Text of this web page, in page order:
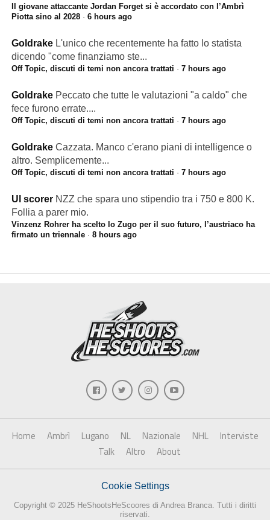
Il giovane attaccante Jordan Forget si è accordato con l’Ambrì
Piotta sino al 2028· 6 hours ago
Goldrake L'unico che recentemente ha fatto lo statista
dicendo "come finanziamo ste...
Off Topic, discuti di temi non ancora trattati · 7 hours ago
Goldrake Peccato che tutte le valutazioni "a caldo" che
fece furono errate....
Off Topic, discuti di temi non ancora trattati · 7 hours ago
Goldrake Cazzata. Manco c'erano piani di intelligence o
altro. Semplicemente...
Off Topic, discuti di temi non ancora trattati · 7 hours ago
Ul scorer NZZ che spara uno stipendio tra i 750 e 800 K.
Follia a parer mio.
Vinzenz Rohrer ha scelto lo Zugo per il suo futuro, l’austriaco ha
firmato un triennale· 8 hours ago
Home Ambrì Lugano NL Nazionale NHL
Interviste
Talk
Altro About
Cookie Settings
Copyright © 2025 HeShootsHeScoores di Andrea Branca. Tutti i diritti
riservati.